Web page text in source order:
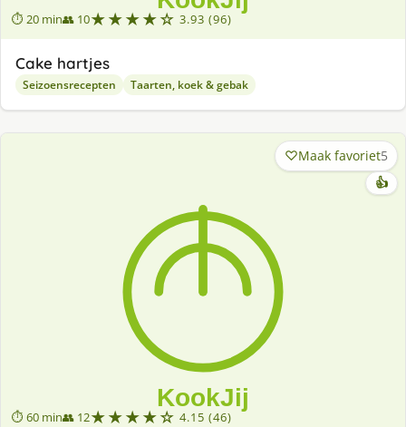
⏱ 20 min👥 10★★★★☆ 3.93 (96)
Cake hartjes
Seizoensrecepten Taarten, koek & gebak
⏱ 60 min👥 12★★★★☆ 4.15 (46)
Maak favoriet5
👍